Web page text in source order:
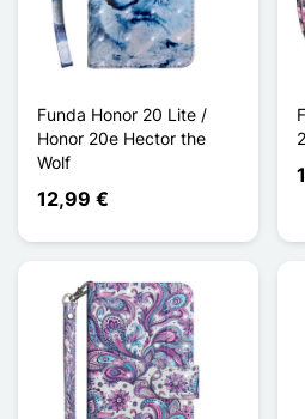
Funda Honor 20 Lite /
Honor 20e Hector the
Wolf
12,99 €